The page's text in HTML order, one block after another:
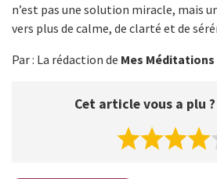
n’est pas une solution miracle, mais
vers plus de calme, de clarté et de
Par : La rédaction de Mes Méditations
Cet article vous a plu